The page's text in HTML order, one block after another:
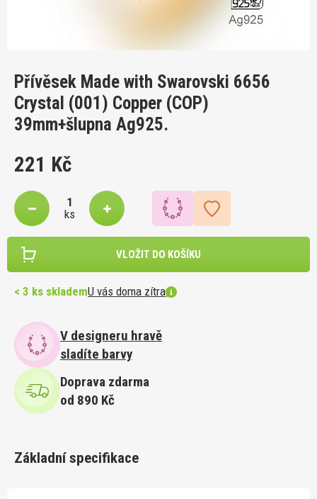
Přívěsek Made with Swarovski 6656
Crystal (001) Copper (COP)
39mm+šlupna Ag925.
221 Kč
ks
VLOŽIT DO KOŠÍKU
< 3 ks sklademU vás doma zítra
V designeru hravě
sladíte barvy
Doprava zdarma
od 890 Kč
Základní specifikace